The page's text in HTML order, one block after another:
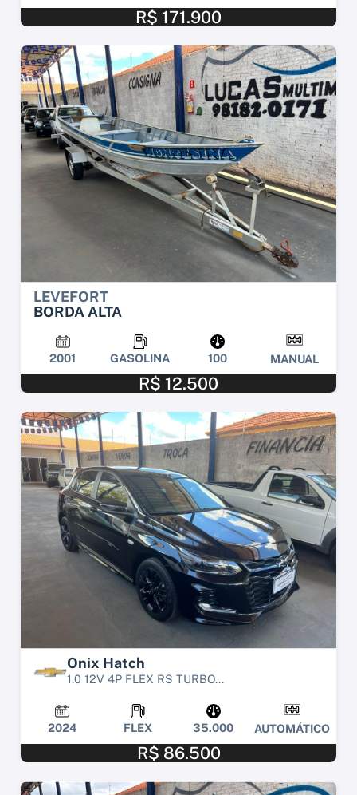
R$ 171.900
LEVEFORT
BORDA ALTA
2001 GASOLINA 100 MANUAL
R$ 12.500
Onix Hatch
1.0 12V 4P FLEX RS TURBO...
2024 FLEX 35.000 AUTOMÁTICO
R$ 86.500